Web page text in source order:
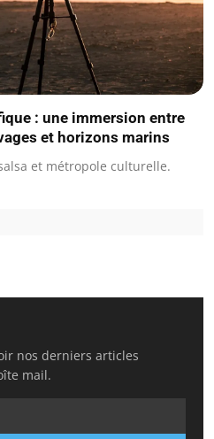
: une immersion entre
et horizons marins
et métropole culturelle.
nos derniers articles
mail.